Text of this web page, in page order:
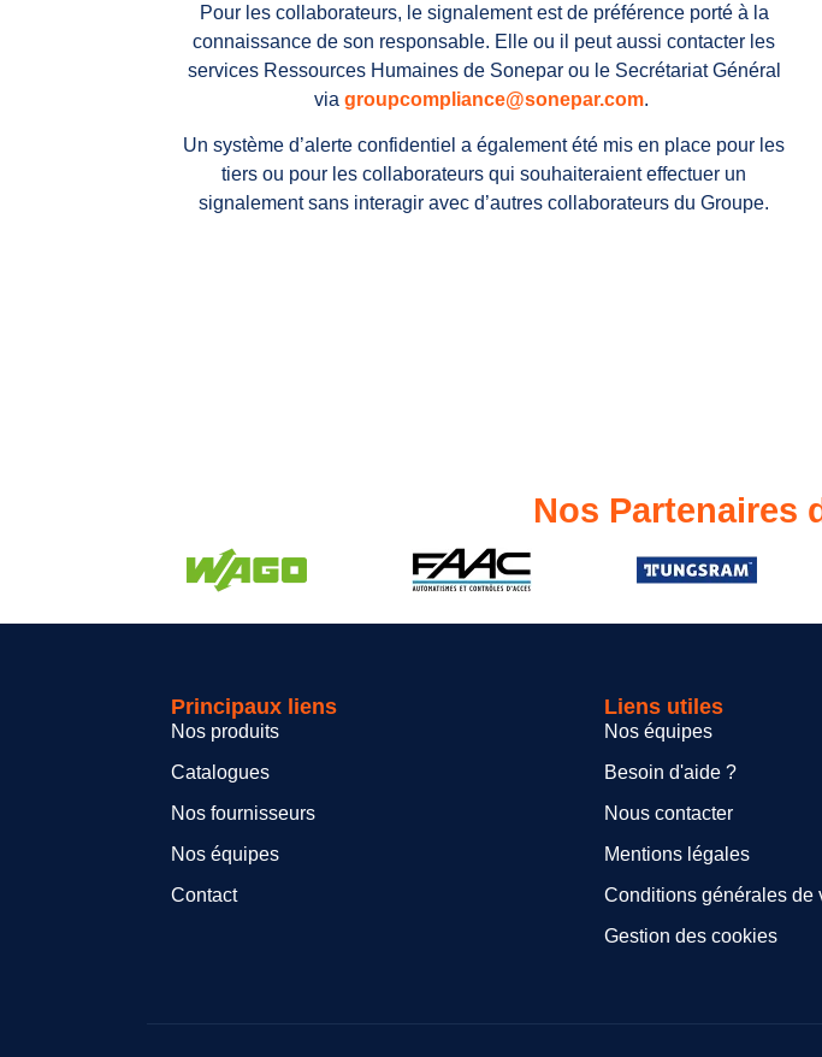
Pour les collaborateurs, le signalement est de préférence porté à la
connaissance de son responsable. Elle ou il peut aussi contacter les
services Ressources Humaines de Sonepar ou le Secrétariat Général
via groupcompliance@sonepar.com.
Un système d’alerte confidentiel a également été mis en place pour les
tiers ou pour les collaborateurs qui souhaiteraient effectuer un
signalement sans interagir avec d’autres collaborateurs du Groupe.
Nos Partenaires
Principaux liens
Nos produits
Catalogues
Nos fournisseurs
Nos équipes
Contact
Liens utiles
Nos équipes
Besoin d'aide ?
Nous contacter
Mentions légales
Conditions générales de
Gestion des cookies